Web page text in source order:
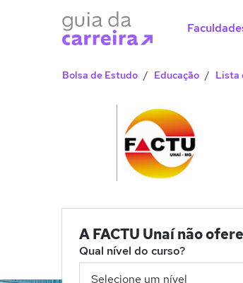
Bolsa de Estudo Educação Lista
A FACTU Unaí não
Qual nível do curso?